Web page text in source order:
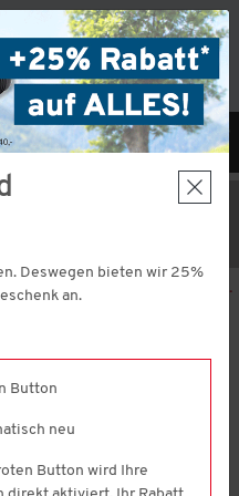
×
einlösen!
Minuten 35 Sekunden gültig.
Deswegen bieten wir 25%
an.
Button
neu
Button wird Ihre